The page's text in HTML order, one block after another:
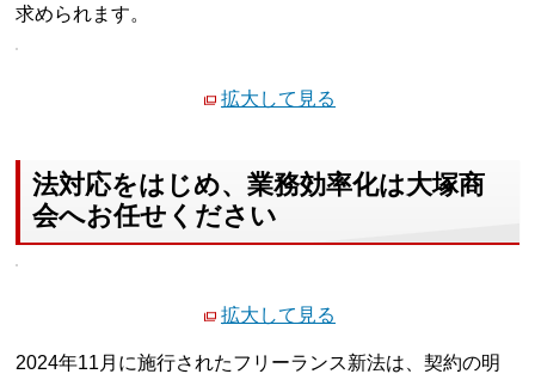
求められます。
拡大して見る
法対応をはじめ、業務効率化は大塚商
会へお任せください
拡大して見る
2024年11月に施行されたフリーランス新法は、契約の明